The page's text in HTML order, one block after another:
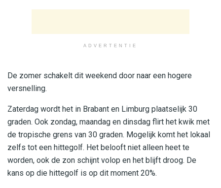
ADVERTENTIE
De zomer schakelt dit weekend door naar een hogere
versnelling.
Zaterdag wordt het in Brabant en Limburg plaatselijk 30
graden. Ook zondag, maandag en dinsdag flirt het kwik met
de tropische grens van 30 graden. Mogelijk komt het lokaal
zelfs tot een hittegolf. Het belooft niet alleen heet te
worden, ook de zon schijnt volop en het blijft droog. De
kans op die hittegolf is op dit moment 20%.